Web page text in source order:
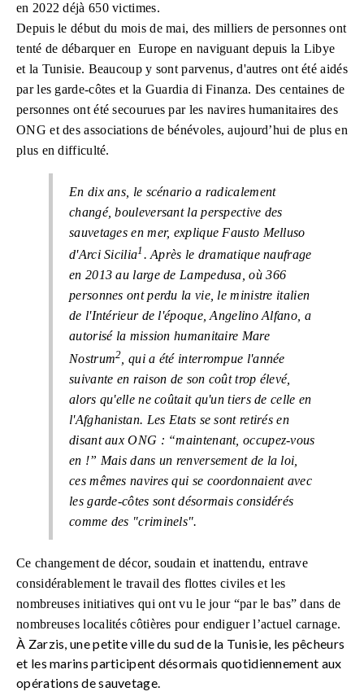
en 2022 déjà 650 victimes.
Depuis le début du mois de mai, des milliers de personnes ont
tenté de débarquer en Europe en naviguant depuis la Libye
et la Tunisie. Beaucoup y sont parvenus, d'autres ont été aidés
par les garde-côtes et la Guardia di Finanza. Des centaines de
personnes ont été secourues par les navires humanitaires des
ONG et des associations de bénévoles, aujourd’hui de plus en
plus en difficulté.
En dix ans, le scénario a radicalement
changé, bouleversant la perspective des
sauvetages en mer, explique Fausto Melluso
d'Arci Sicilia1 .Après le dramatique naufrage
en 2013 au large de Lampedusa, où 366
personnes ont perdu la vie, le ministre italien
de l'Intérieur de l'époque, Angelino Alfano, a
autorisé la mission humanitaire Mare
Nostrum2 , qui a été interrompue l'année
suivante en raison de son coût trop élevé,
alors qu'elle ne coûtait qu'un tiers de celle en
l'Afghanistan. Les Etats se sont retirés en
disant aux ONG : “maintenant, occupez-vous
en !” Mais dans un renversement de la loi,
ces mêmes navires qui se coordonnaient avec
les garde-côtes sont désormais considérés
comme des "criminels".
Ce changement de décor, soudain et inattendu, entrave
considérablement le travail des flottes civiles et les
nombreuses initiatives qui ont vu le jour “par le bas” dans de
nombreuses localités côtières pour endiguer l’actuel carnage.
À Zarzis, une petite ville du sud de la Tunisie, les pêcheurs
et les marins participent désormais quotidiennement aux
opérations de sauvetage.